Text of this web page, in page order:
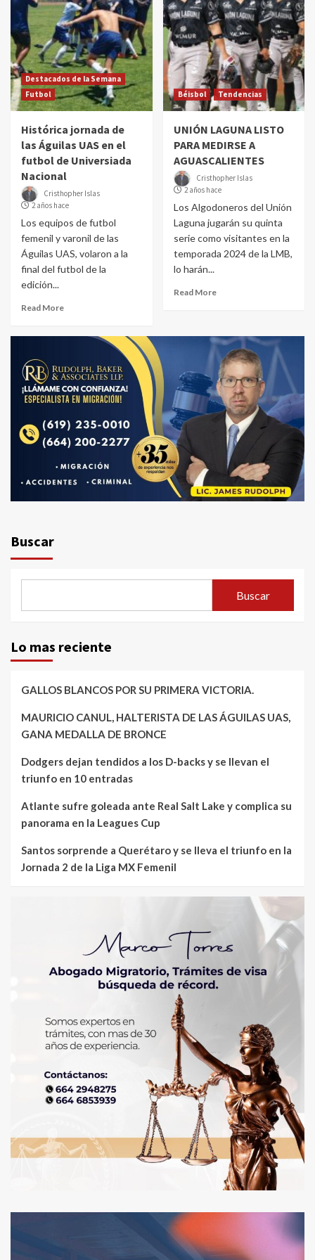
Destacados de la Semana
Futbol
Histórica jornada de
las Águilas UAS en el
futbol de Universiada
Nacional
Cristhopher Islas
2 años hace
Los equipos de futbol
femenil y varonil de las
Águilas UAS, volaron a la
final del futbol de la
edición...
Read More
Béisbol Tendencias
UNIÓN LAGUNA LISTO
PARA MEDIRSE A
AGUASCALIENTES
Cristhopher Islas
2 años hace
Los Algodoneros del Unión
Laguna jugarán su quinta
serie como visitantes en la
temporada 2024 de la LMB,
lo harán...
Read More
Buscar
Buscar
Lo mas reciente
GALLOS BLANCOS POR SU PRIMERA VICTORIA.
MAURICIO CANUL, HALTERISTA DE LAS ÁGUILAS UAS,
GANA MEDALLA DE BRONCE
Dodgers dejan tendidos a los D-backs y se llevan el
triunfo en 10 entradas
Atlante sufre goleada ante Real Salt Lake y complica su
panorama en la Leagues Cup
Santos sorprende a Querétaro y se lleva el triunfo en la
Jornada 2 de la Liga MX Femenil